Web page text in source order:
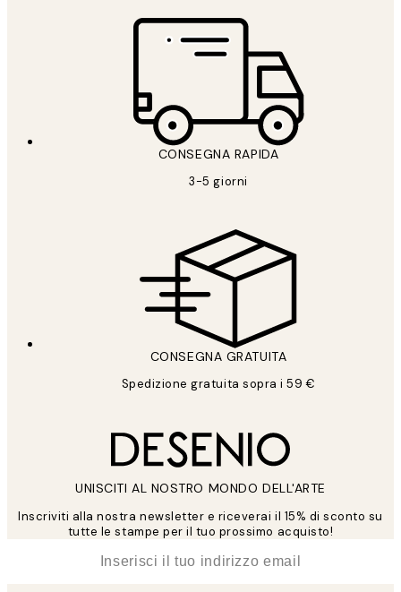
CONSEGNA RAPIDA
3-5 giorni
CONSEGNA GRATUITA
Spedizione gratuita sopra i 59 €
UNISCITI AL NOSTRO MONDO DELL'ARTE
Inscriviti alla nostra newsletter e riceverai il 15% di sconto su
tutte le stampe per il tuo prossimo acquisto!